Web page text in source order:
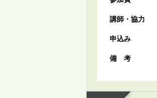
講師・協力
申込み
備考